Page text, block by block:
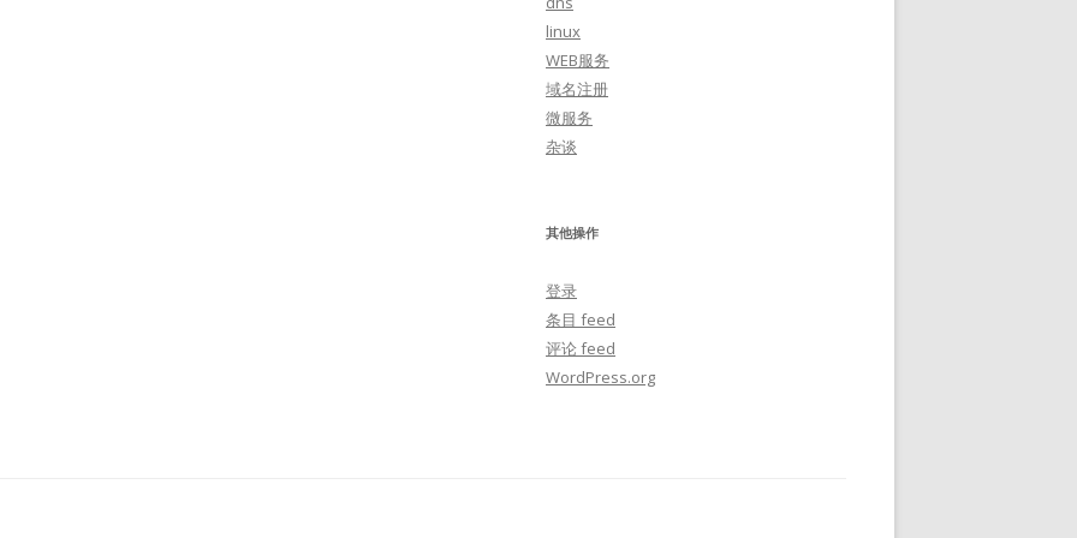
linux
WEB服务
域名注册
微服务
杂谈
其他操作
登录
条目 feed
评论 feed
WordPress.org